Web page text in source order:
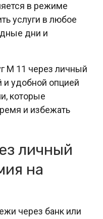
в режиме
услуги в любое
дни и
М 11 через личный
и удобной опцией
которые
и избежать
личный
на
через банк или